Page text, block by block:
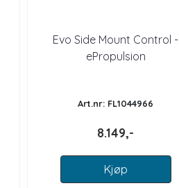
Evo Side Mount Control -
ePropulsion
Art.nr: FL1044966
8.149,-
Kjøp